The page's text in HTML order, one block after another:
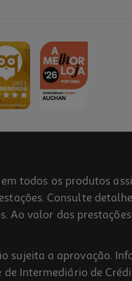
todos os produtos
Consulte detalhe
valor das
sujeita a aprovação.
Intermediário de